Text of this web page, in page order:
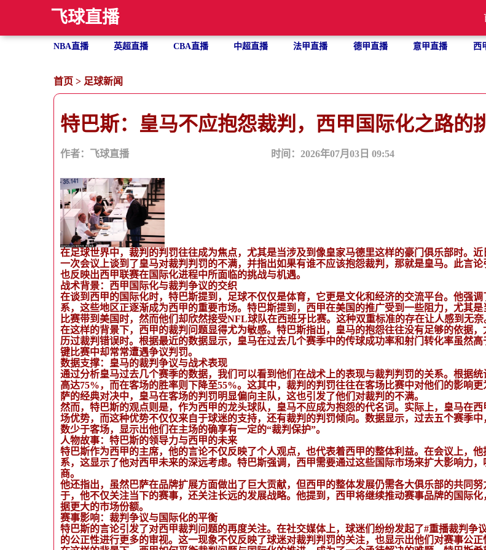
飞球直播
NBA直播 英超直播 CBA直播 中超直播 法甲直播 德甲直播 意甲直播 西
首页 > 足球新闻
特巴斯：皇马不应抱怨裁判，西甲国际化之路的
作者：飞球直播 时间：2026年07月03日 09:54
在足球世界中，裁判的判罚往往成为焦点，尤其是当涉及到像皇家马德里这样的豪门俱乐部时。
一次会议上谈到了皇马对裁判判罚的不满，并指出如果有谁不应该抱怨裁判，那就是皇马。此言
也反映出西甲联赛在国际化进程中所面临的挑战与机遇。
战术背景：西甲国际化与裁判争议的交织
在谈到西甲的国际化时，特巴斯提到，足球不仅仅是体育，它更是文化和经济的交流平台。他强
系，这些地区正逐渐成为西甲的重要市场。特巴斯提到，西甲在美国的推广受到一些阻力，尤其
比赛带到美国时，然而他们却欣然接受NFL球队在西班牙比赛。这种双重标准的存在让人感到无奈
在这样的背景下，西甲的裁判问题显得尤为敏感。特巴斯指出，皇马的抱怨往往没有足够的依据
历过裁判错误时。根据最近的数据显示，皇马在过去几个赛季中的传球成功率和射门转化率虽然
键比赛中却常常遭遇争议判罚。
数据支撑：皇马的裁判争议与战术表现
通过分析皇马过去几个赛季的数据，我们可以看到他们在战术上的表现与裁判判罚的关系。根据
高达75%，而在客场的胜率则下降至55%。这其中，裁判的判罚往往在客场比赛中对他们的影响
萨的经典对决中，皇马在客场的判罚明显偏向主队，这也引发了他们对裁判的不满。
然而，特巴斯的观点则是，作为西甲的龙头球队，皇马不应成为抱怨的代名词。实际上，皇马在
场优势，而这种优势不仅仅来自于球迷的支持，还有裁判的判罚倾向。数据显示，过去五个赛季
数少于客场，显示出他们在主场的确享有一定的“裁判保护”。
人物故事：特巴斯的领导力与西甲的未来
特巴斯作为西甲的主席，他的言论不仅反映了个人观点，也代表着西甲的整体利益。在会议上，
系，这显示了他对西甲未来的深远考虑。特巴斯强调，西甲需要通过这些国际市场来扩大影响力
商。
他还指出，虽然巴萨在品牌扩展方面做出了巨大贡献，但西甲的整体发展仍需各大俱乐部的共同
于，他不仅关注当下的赛事，还关注长远的发展战略。他提到，西甲将继续推动赛事品牌的国际
据更大的市场份额。
赛事影响：裁判争议与国际化的平衡
特巴斯的言论引发了对西甲裁判问题的再度关注。在社交媒体上，球迷们纷纷发起了#重播裁判争
的公正性进行更多的审视。这一现象不仅反映了球迷对裁判判罚的关注，也显示出他们对赛事公正